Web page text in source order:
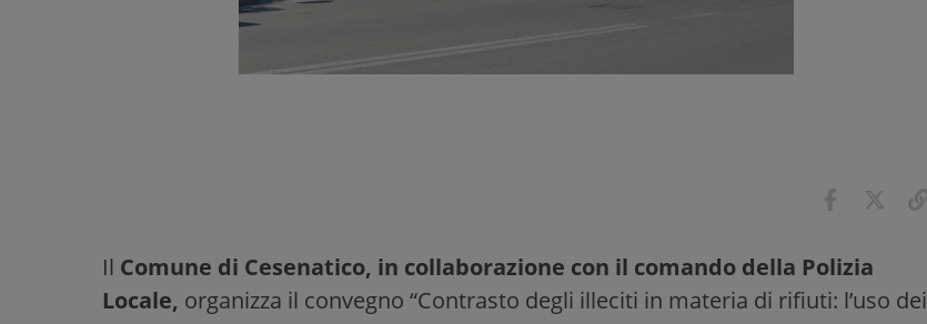
Il Comune di Cesenatico, in collaborazione con il comando della Polizia
Locale, organizza il convegno “Contrasto degli illeciti in materia di rifiuti: l’uso dei